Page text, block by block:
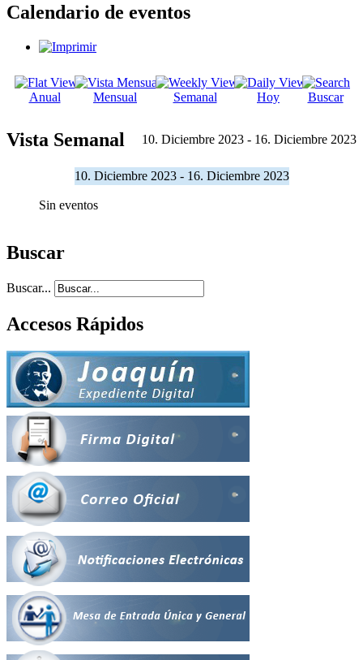
Calendario de eventos
Anual Mensual Semanal Hoy Buscar
Vista Semanal 10. Diciembre 2023 - 16. Diciembre 2023
10. Diciembre 2023 - 16. Diciembre 2023
Sin eventos
Buscar
Buscar...
Accesos Rápidos